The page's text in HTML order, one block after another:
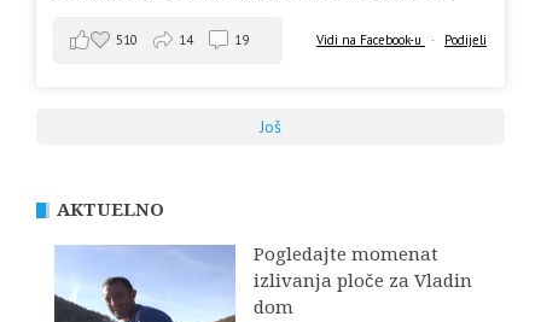
Vidi na Facebook-u · Podijeli
510 14 19
Još
AKTUELNO
Pogledajte momenat
izlivanja ploče za Vladin
dom